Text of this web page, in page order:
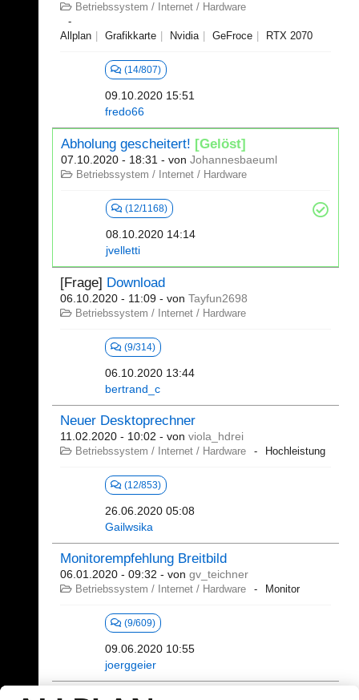
Betriebssystem / Internet / Hardware
Allplan Grafikkarte Nvidia GeFroce RTX 2070
(14/807)
09.10.2020 15:51
fredo66
Abholung gescheitert! [Gelöst]
07.10.2020 - 18:31 - von Johannesbaeuml
Betriebssystem / Internet / Hardware
(12/1168)
08.10.2020 14:14
jvelletti
[Frage] Download
06.10.2020 - 11:09 - von Tayfun2698
Betriebssystem / Internet / Hardware
(9/314)
06.10.2020 13:44
bertrand_c
Neuer Desktoprechner
11.02.2020 - 10:02 - von viola_hdrei
Betriebssystem / Internet / Hardware Hochleistung
(12/853)
26.06.2020 05:08
Gailwsika
Monitorempfehlung Breitbild
06.01.2020 - 09:32 - von gv_teichner
Betriebssystem / Internet / Hardware Monitor
(9/609)
09.06.2020 10:55
joerggeier